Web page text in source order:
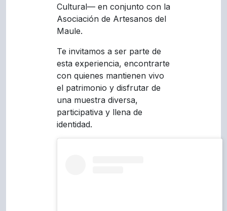
Cultural— en conjunto con la
Asociación de Artesanos del
Maule.
Te invitamos a ser parte de
esta experiencia, encontrarte
con quienes mantienen vivo
el patrimonio y disfrutar de
una muestra diversa,
participativa y llena de
identidad.